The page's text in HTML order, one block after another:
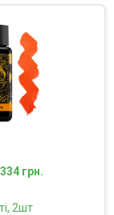
334 грн.
2шт